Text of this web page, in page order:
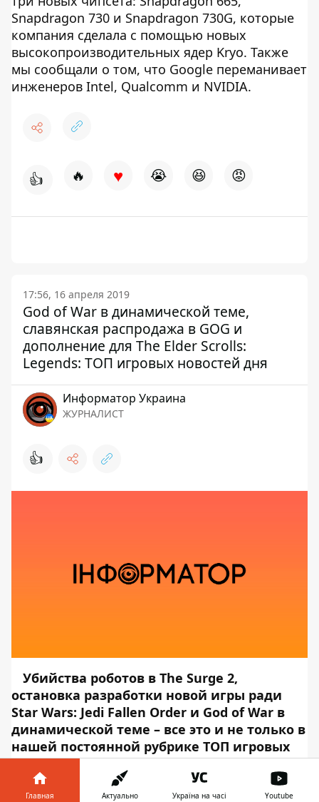
Snapdragon 730 и Snapdragon 730G, которые
компания сделала с помощью новых
высокопроизводительных ядер Kryo. Также
мы сообщали о том, что Google переманивает
инженеров Intel, Qualcomm и NVIDIA.
👍 🔥 ♥ 😭 😆 😡
17:56, 16 апреля 2019
God of War в динамической теме,
славянская распродажа в GOG и
дополнение для The Elder Scrolls:
Legends: ТОП игровых новостей дня
Информатор Украина
ЖУРНАЛИСТ
👍
Убийства роботов в The Surge 2,
остановка разработки новой игры ради
Star Wars: Jedi Fallen Order и God of War в
динамической теме – все это и не только в
нашей постоянной рубрике ТОП игровых
новостей дня.
Дополнение для The Elder Scrolls:
Главная Актуально Україна на часі Youtube